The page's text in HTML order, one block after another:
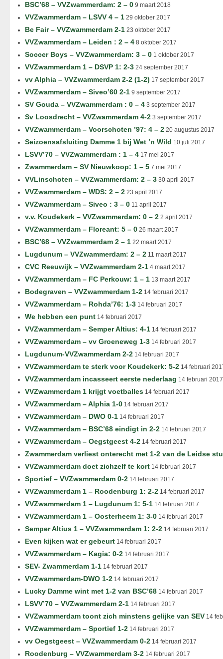
BSC’68 – VVZwammerdam: 2 – 0 9 maart 2018
VVZwammerdam – LSVV 4 – 1 29 oktober 2017
Be Fair – VVZwammerdam 2-1 23 oktober 2017
VVZwammerdam – Leiden : 2 – 4 8 oktober 2017
Soccer Boys – VVZwammerdam: 3 – 0 1 oktober 2017
VVZwammerdam 1 – DSVP 1: 2-3 24 september 2017
vv Alphia – VVZwammerdam 2-2 (1-2) 17 september 2017
VVZwammerdam – Siveo’60 2-1 9 september 2017
SV Gouda – VVZwammerdam : 0 – 4 3 september 2017
Sv Loosdrecht – VVZwammerdam 4-2 3 september 2017
VVZwammerdam – Voorschoten ’97: 4 – 2 20 augustus 2017
Seizoensafsluiting Damme 1 bij Wet ’n Wild 10 juli 2017
LSVV’70 – VVZwammerdam : 1 – 4 17 mei 2017
Zwammerdam – SV Nieuwkoop: 1 – 5 7 mei 2017
VVLinschoten – VVZwammerdam: 2 – 3 30 april 2017
VVZwammerdam – WDS: 2 – 2 23 april 2017
VVZwammerdam – Siveo : 3 – 0 11 april 2017
v.v. Koudekerk – VVZwammerdam: 0 – 2 2 april 2017
VVZwammerdam – Floreant: 5 – 0 26 maart 2017
BSC’68 – VVZwammerdam 2 – 1 22 maart 2017
Lugdunum – VVZwammerdam: 2 – 2 11 maart 2017
CVC Reeuwijk – VVZwammerdam 2-1 4 maart 2017
VVZwammerdam – FC Perkouw: 1 – 1 13 maart 2017
Bodegraven – VVZwammerdam 1-2 14 februari 2017
VVZwammerdam – Rohda’76: 1-3 14 februari 2017
We hebben een punt 14 februari 2017
VVZwammerdam – Semper Altius: 4-1 14 februari 2017
VVZwammerdam – vv Groeneweg 1-3 14 februari 2017
Lugdunum-VVZwammerdam 2-2 14 februari 2017
VVZwammerdam te sterk voor Koudekerk: 5-2 14 februari
VVZwammerdam incasseert eerste nederlaag 14 februari 2017
VVZwammerdam 1 krijgt voetballes 14 februari 2017
VVZwammerdam – Alphia 1-0 14 februari 2017
VVZwammerdam – DWO 0-1 14 februari 2017
VVZwammerdam – BSC’68 eindigt in 2-2 14 februari 2017
VVZwammerdam – Oegstgeest 4-2 14 februari 2017
Zwammerdam verliest onterecht met 1-2 van de Leidse
VVZwammerdam doet zichzelf te kort 14 februari 2017
Sportief – VVZwammerdam 0-2 14 februari 2017
VVZwammerdam 1 – Roodenburg 1: 2-2 14 februari 2017
VVZwammerdam 1 – Lugdunum 1: 5-1 14 februari 2017
VVZwammerdam 1 – Oosterheem 1: 3-0 14 februari 2017
Semper Altius 1 – VVZwammerdam 1: 2-2 14 februari 2017
Even kijken wat er gebeurt 14 februari 2017
VVZwammerdam – Kagia: 0-2 14 februari 2017
SEV- Zwammerdam 1-1 14 februari 2017
VVZwammerdam-DWO 1-2 14 februari 2017
Lucky Damme wint met 1-2 van BSC’68 14 februari 2017
LSVV’70 – VVZwammerdam 2-1 14 februari 2017
VVZwammerdam toont zich minstens gelijke van SEV 14
VVZwammerdam – Sportief 1-2 14 februari 2017
vv Oegstgeest – VVZwammerdam 0-2 14 februari 2017
Roodenburg – VVZwammerdam 3-2 14 februari 2017